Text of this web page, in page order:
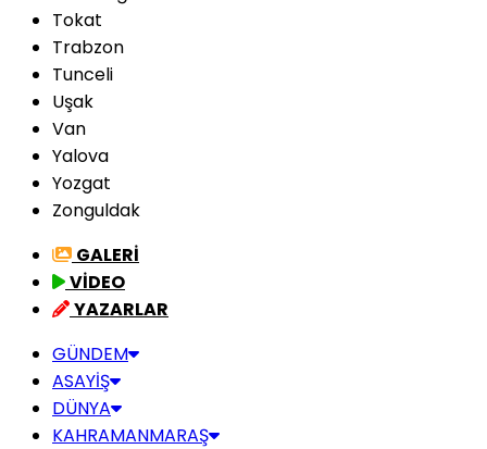
Tokat
Trabzon
Tunceli
Uşak
Van
Yalova
Yozgat
Zonguldak
GALERİ
VİDEO
YAZARLAR
GÜNDEM
ASAYİŞ
DÜNYA
KAHRAMANMARAŞ